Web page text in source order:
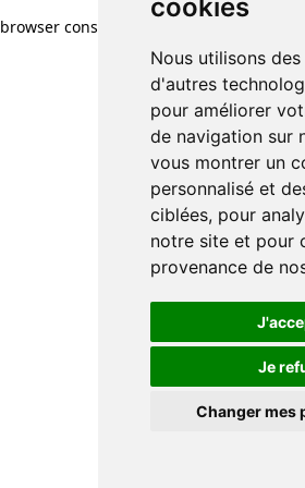
cookies
Nous utilisons
d'autres
pour améliorer
de navigation sur
vous montrer un
personnalisé et
ciblées, pour
notre site et pour
provenance de
Je
Changer mes
browser console for more information)